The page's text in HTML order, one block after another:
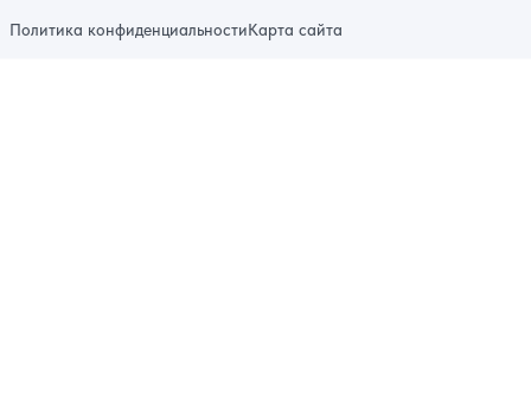
Политика конфиденциальностиКарта сайта